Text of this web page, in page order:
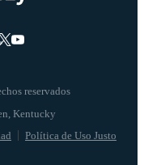
reservados
Política de Uso Justo